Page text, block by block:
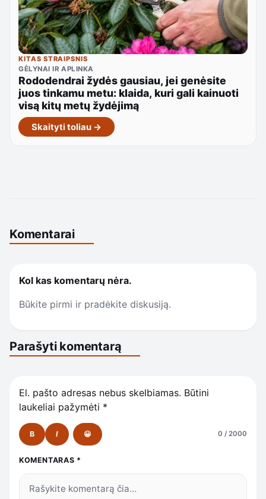
KITAS STRAIPSNIS
GĖLYNAI IR APLINKA
Rododendrai žydės gausiau, jei genėsite
juos tinkamu metu: klaida, kuri gali kainuoti
visą kitų metų žydėjimą
Skaityti toliau →
Komentarai
Kol kas komentarų nėra.
Būkite pirmi ir pradėkite diskusiją.
Parašyti komentarą
El. pašto adresas nebus skelbiamas. Būtini
laukeliai pažymėti *
B I 😀 0 / 2000
KOMENTARAS *